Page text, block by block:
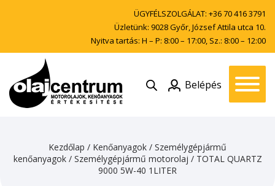
ÜGYFÉLSZOLGÁLAT: +36 70 416 3791
Üzletünk: 9028 Győr, József Attila utca 10.
Nyitva tartás: H – P: 8:00 – 17:00, Sz.: 8:00 – 12:00
Belépés
Kezdőlap / Kenőanyagok / Személygépjármű
kenőanyagok/ Személygépjármű motorolaj / TOTAL QUARTZ
9000 5W-40 1LITER